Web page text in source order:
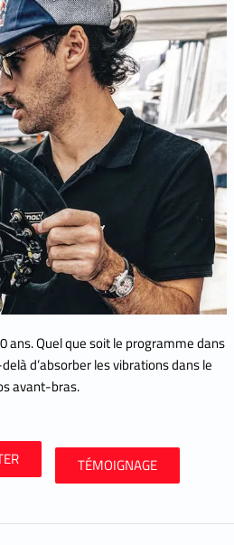
ans. Quel que soit le programme dans
d’absorber les vibrations dans le
avant-bras.
TÉMOIGNAGE